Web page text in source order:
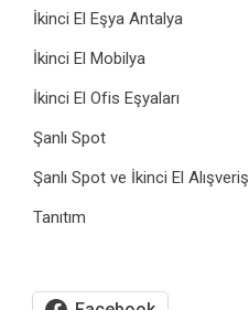
İkinci El Eşya Antalya
İkinci El Mobilya
İkinci El Ofis Eşyaları
Şanlı Spot
Şanlı Spot ve İkinci El Alışveriş
Tanıtım